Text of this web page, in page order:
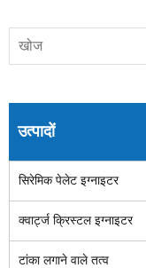
उत्पादों
सिरेमिक पेलेट इग्नाइटर
क्वार्ट्ज क्रिस्टल इग्नाइटर
टांका लगाने वाले तत्व